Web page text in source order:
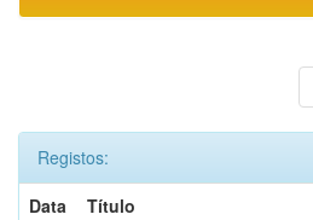
Registos:
Data
Título